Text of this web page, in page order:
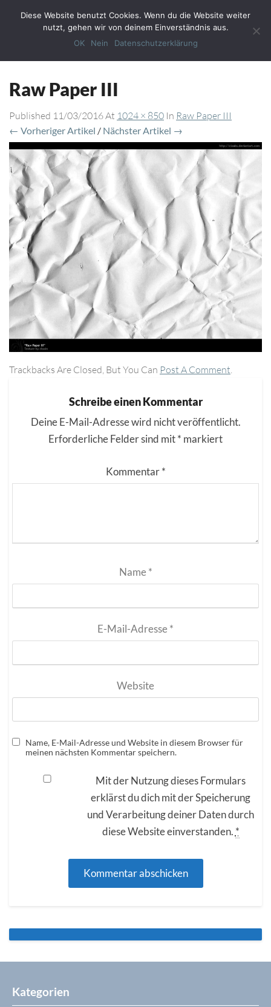
Toggle
Raw Paper III
Published 11/03/2016At 1024 × 850 In Raw Paper III
← Vorheriger Artikel / Nächster Artikel →
Trackbacks Are Closed, But You Can Post A Comment.
Schreibe einen Kommentar
Deine E-Mail-Adresse wird nicht veröffentlicht.
Erforderliche Felder sind mit* markiert
Kommentar*
Name*
E-Mail-Adresse*
Website
Name, E-Mail-Adresse und Website in diesem Browser für
meinen nächsten Kommentar speichern.
Mit der Nutzung dieses Formulars
erklärst du dich mit der Speicherung
und Verarbeitung deiner Daten durch
diese Website einverstanden. *
Kategorien
Diese Website benutzt Cookies. Wenn du die Website weiter
nutzt, gehen wir von deinem Einverständnis aus.
OK
Nein Datenschutzerklärung